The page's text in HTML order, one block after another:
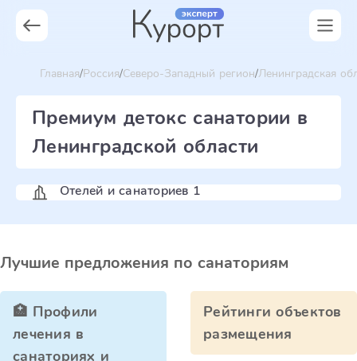
Главная Россия Северо-Западный регион Ленинградская
Премиум детокс санатории в
Ленинградской области
Отелей и санаториев 1
Лучшие предложения по санаториям
🏥 Профили
лечения в
санаториях и
Рейтинги объектов
размещения